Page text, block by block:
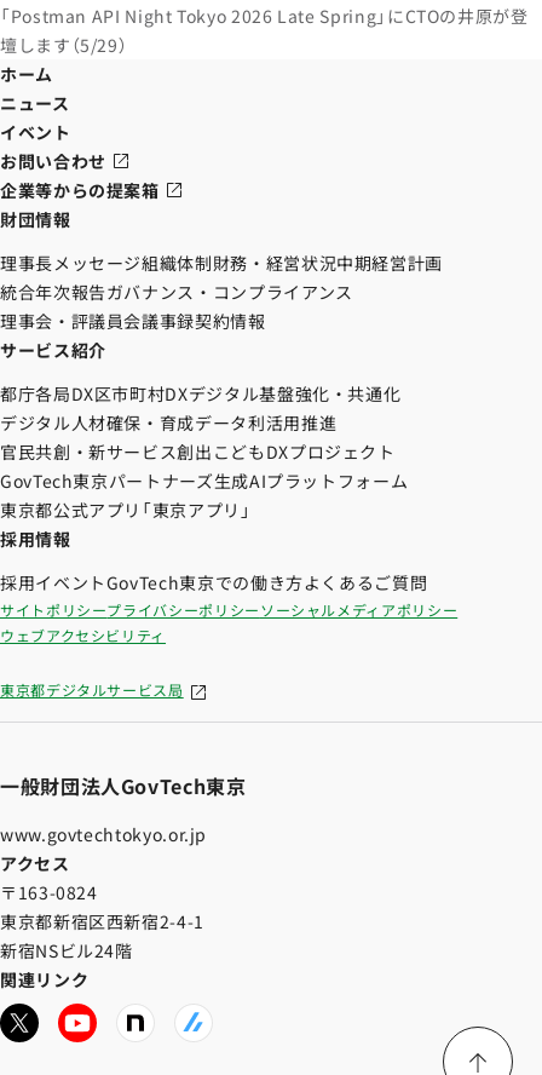
「Postman API Night Tokyo 2026 Late Spring」にCTOの井原が登
壇します（5/29）
ホーム
ニュース
イベント
お問い合わせ
企業等からの提案箱
サイトポリシープライバシーポリシーソーシャルメディアポリシー
ウェブアクセシビリティ
東京都デジタルサービス局
財団情報
理事長メッセージ組織体制財務・経営状況中期経営計画
統合年次報告ガバナンス・コンプライアンス
理事会・評議員会議事録契約情報
サービス紹介
都庁各局DX区市町村DXデジタル基盤強化・共通化
デジタル人材確保・育成データ利活用推進
官民共創・新サービス創出 こどもDXプロジェクト
GovTech東京パートナーズ生成AIプラットフォーム
東京都公式アプリ「東京アプリ」
採用情報
採用イベントGovTech東京での働き方よくあるご質問
一般財団法人GovTech東京
www.govtechtokyo.or.jp
アクセス
〒163-0824
東京都新宿区西新宿2-4-1
新宿NSビル24階
関連リンク